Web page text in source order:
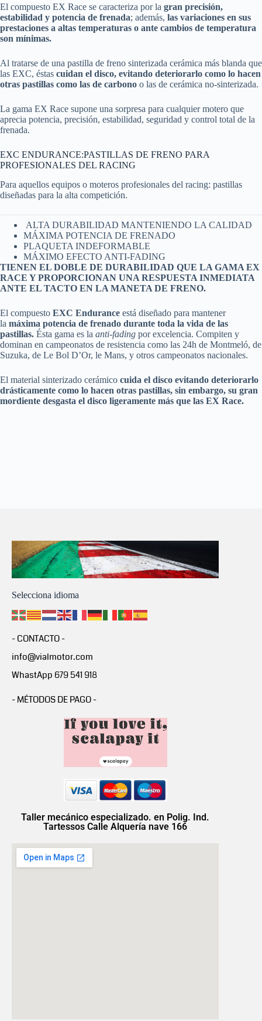
El compuesto EX Race se caracteriza por la gran precisión,
estabilidad y potencia de frenada; además, las variaciones en sus
prestaciones a altas temperaturas o ante cambios de temperatura
son mínimas.
Al tratarse de una pastilla de freno sinterizada cerámica más blanda que
las EXC, éstas cuidan el disco, evitando deteriorarlo como lo hacen
otras pastillas como las de carbono o las de cerámica no-sinterizada.
La gama EX Race supone una sorpresa para cualquier motero que
aprecia potencia, precisión, estabilidad, seguridad y control total de la
frenada.
EXC ENDURANCE:PASTILLAS DE FRENO PARA
PROFESIONALES DEL RACING
Para aquellos equipos o moteros profesionales del racing: pastillas
diseñadas para la alta competición.
ALTA DURABILIDAD MANTENIENDO LA CALIDAD
MÁXIMA POTENCIA DE FRENADO
PLAQUETA INDEFORMABLE
MÁXIMO EFECTO ANTI-FADING
TIENEN EL DOBLE DE DURABILIDAD QUE LA GAMA EX
RACE Y PROPORCIONAN UNA RESPUESTA INMEDIATA
ANTE EL TACTO EN LA MANETA DE FRENO.
El compuesto EXC Endurance está diseñado para mantener
la máxima potencia de frenado durante toda la vida de las
pastillas. Ésta gama es la anti-fading por excelencia. Compiten y
dominan en campeonatos de resistencia como las 24h de Montmeló, de
Suzuka, de Le Bol D’Or, le Mans, y otros campeonatos nacionales.
El material sinterizado cerámico cuida el disco evitando deteriorarlo
drásticamente como lo hacen otras pastillas, sin embargo, su gran
mordiente desgasta el disco ligeramente más que las EX Race.
Selecciona idioma
- CONTACTO -
info@vialmotor.com
WhastApp 679 541 918
- MÉTODOS DE PAGO -
Taller mecánico especializado. en Polig. Ind.
Tartessos Calle Alquería nave 166